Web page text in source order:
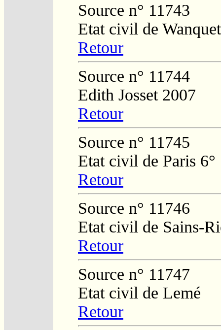
Source n° 11743
Etat civil de
Retour
Source n° 11744
Edith Josset 2007
Retour
Source n° 11745
Etat civil de Paris 6°
Retour
Source n° 11746
Etat civil de Sains-
Retour
Source n° 11747
Etat civil de Lemé
Retour